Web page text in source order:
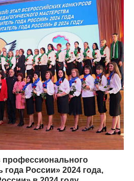
профессионального
года России» 2024 года,